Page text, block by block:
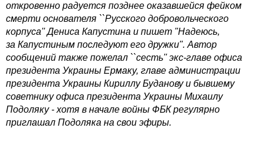
откровенно радуется позднее оказавшейся фейком
смерти основателя ``Русского добровольческого
корпуса'' Дениса Капустина и пишет "Надеюсь,
за Капустиным последуют его дружки". Автор
сообщений также пожелал ``сесть'' экс-главе офиса
президента Украины Ермаку, главе администрации
президента Украины Кириллу Буданову и бывшему
советнику офиса президента Украины Михаилу
Подоляку - хотя в начале войны ФБК регулярно
приглашал Подоляка на свои эфиры.